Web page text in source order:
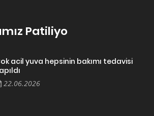
Patiliyo
acil yuva hepsinin bakımı tedavisi
22.06.2026